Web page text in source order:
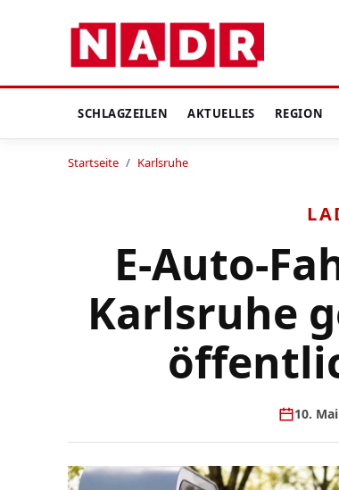
SCHLAGZEILEN AKTUELLES REGION
Startseite / Karlsruhe
E-Auto-
Karlsruhe
10.